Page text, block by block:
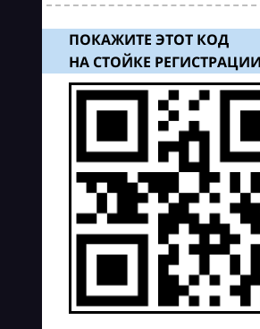
ПОКАЖИТЕ ЭТОТ КОД
НА СТОЙКЕ РЕГИСТРАЦИИ